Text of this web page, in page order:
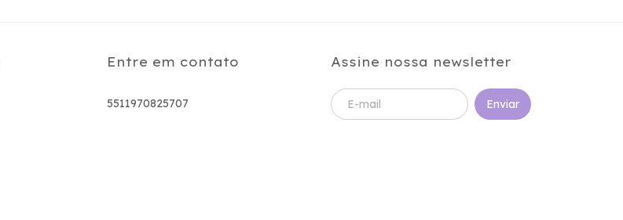
Entre em contato
5511970825707
Assine nossa newsletter